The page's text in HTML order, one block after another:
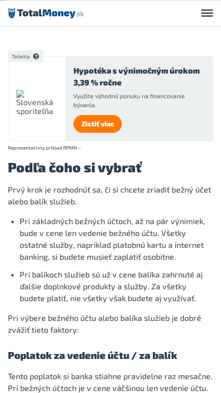
Preskočiť na obsah
Totaltip
Hypotéka s výnimočným úrokom
3,39 % ročne
Využite výhodnú ponuku na financovanie
bývania.
Zistiť viac
Reprezentatívny príklad RPMN
Podľa čoho si vybrať
Prvý krok je rozhodnúť sa, či si chcete zriadiť bežný účet
alebo balík služieb.
Pri základných bežných účtoch, až na pár výnimiek,
bude v cene len vedenie bežného účtu. Všetky
ostatné služby, napríklad platobnú kartu a internet
banking, si budete musieť zaplatiť osobitne.
Pri balíkoch služieb sú už v cene balíka zahrnuté aj
ďalšie doplnkové produkty a služby. Za všetky
budete platiť, nie všetky však budete aj využívať.
Pri výbere bežného účtu alebo balíka služieb je dobré
zvážiť tieto faktory:
Poplatok za vedenie účtu / za balík
Tento poplatok si banka stiahne pravidelne raz mesačne.
Pri bežných účtoch je v cene väčšinou len vedenie účtu.